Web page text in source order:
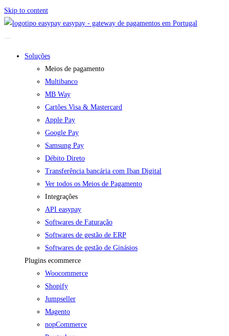
Skip to content
easypay - gateway de pagamentos em Portugal
Soluções
Meios de pagamento
Multibanco
MB Way
Cartões Visa & Mastercard
Apple Pay
Google Pay
Samsung Pay
Débito Direto
Transferência bancária com Iban Digital
Ver todos os Meios de Pagamento
Integrações
API easypay
Softwares de Faturação
Softwares de gestão de ERP
Softwares de gestão de Ginásios
Plugins ecommerce
Woocommerce
Shopify
Jumpseller
Magento
nopCommerce